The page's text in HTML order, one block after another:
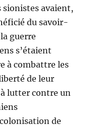
sionistes avaient,
du savoir-
guerre
s’étaient
à combattre les
de leur
à lutter contre un
de